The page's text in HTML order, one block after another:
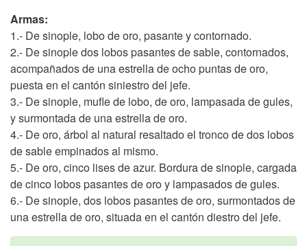
Armas:
1.- De sinople, lobo de oro, pasante y contornado.
2.- De sinople dos lobos pasantes de sable, contornados,
acompañados de una estrella de ocho puntas de oro,
puesta en el cantón siniestro del jefe.
3.- De sinople, mufle de lobo, de oro, lampasada de gules,
y surmontada de una estrella de oro.
4.- De oro, árbol al natural resaltado el tronco de dos lobos
de sable empinados al mismo.
5.- De oro, cinco lises de azur. Bordura de sinople, cargada
de cinco lobos pasantes de oro y lampasados de gules.
6.- De sinople, dos lobos pasantes de oro, surmontados de
una estrella de oro, situada en el cantón diestro del jefe.